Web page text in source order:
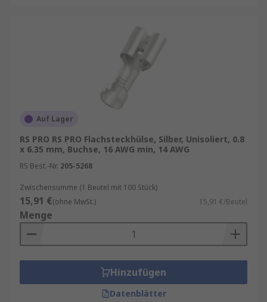
Auf Lager
RS PRO RS PRO Flachsteckhülse, Silber, Unisoliert, 0.8
x 6.35 mm, Buchse, 16 AWG min, 14 AWG
RS Best.-Nr. 205-5268
Zwischensumme (1 Beutel mit 100 Stück)
15,91 €(ohne MwSt.) 15,91 €/Beutel
Menge
Hinzufügen
Datenblätter